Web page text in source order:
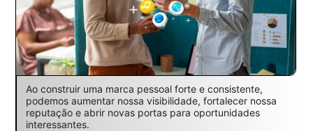
Ao construir uma marca pessoal forte e consistente,
podemos aumentar nossa visibilidade, fortalecer nossa
reputação e abrir novas portas para oportunidades
interessantes.